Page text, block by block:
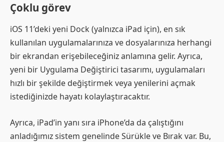
Çoklu görev
iOS 11’deki yeni Dock (yalnızca iPad için), en sık
kullanılan uygulamalarınıza ve dosyalarınıza herhangi
bir ekrandan erişebileceğiniz anlamına gelir. Ayrıca,
yeni bir Uygulama Değiştirici tasarımı, uygulamaları
hızlı bir şekilde değiştirmek veya yenilerini açmak
istediğinizde hayatı kolaylaştıracaktır.
Ayrıca, iPad’in yanı sıra iPhone’da da çalıştığını
anladığımız sistem genelinde Sürükle ve Bırak var. Bu,